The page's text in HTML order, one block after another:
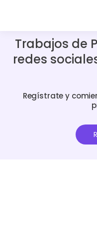
Trabajos de
redes
Regístrate y